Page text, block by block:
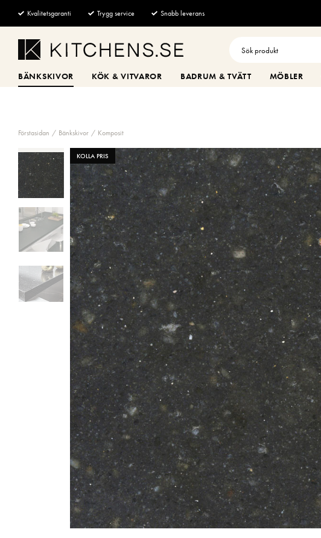
Kvalitetsgaranti Trygg service Snabb leverans
BÄNKSKIVOR KÖK & VITVAROR BADRUM & TVÄTT MÖBLER
Förstasidan Bänkskivor Komposit
KOLLA PRIS